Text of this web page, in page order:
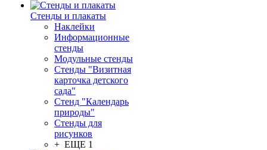
Стенды и плакаты
Наклейки
Информационные
стенды
Модульные стенды
Стенды "Визитная
карточка детского
сада"
Стенд "Календарь
природы"
Стенды для
рисунков
+ ЕЩЕ 1